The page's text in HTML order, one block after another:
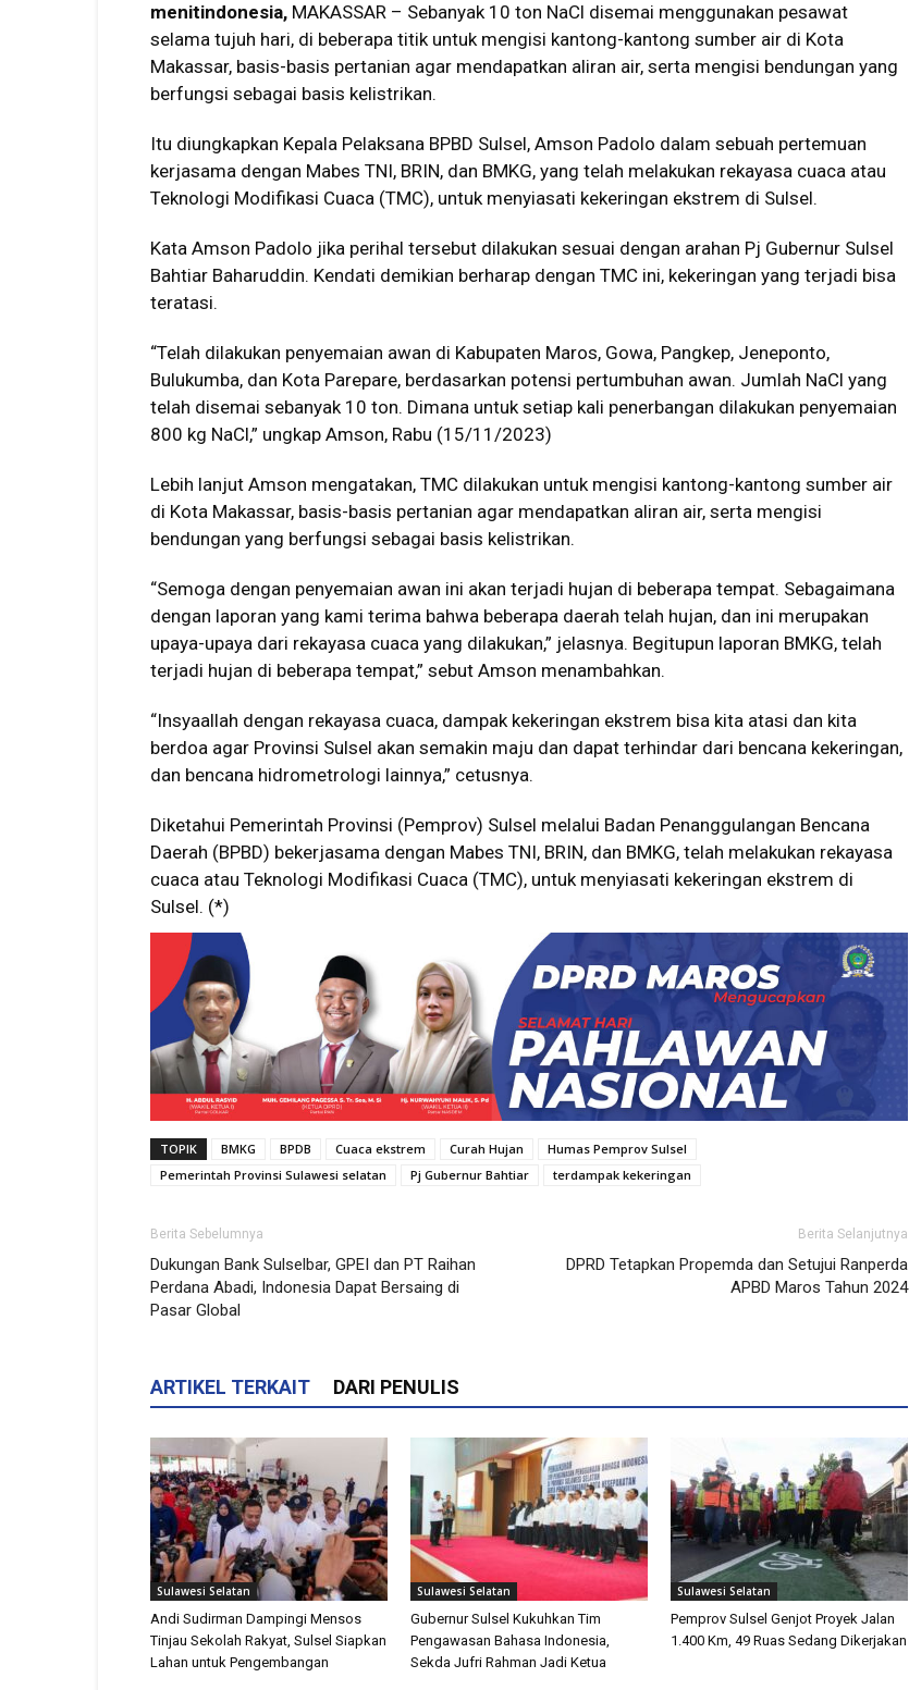
menitindonesia, MAKASSAR – Sebanyak 10 ton NaCl disemai menggunakan pesawat
selama tujuh hari, di beberapa titik untuk mengisi kantong-kantong sumber air di Kota
Makassar, basis-basis pertanian agar mendapatkan aliran air, serta mengisi bendungan yang
berfungsi sebagai basis kelistrikan.
Itu diungkapkan Kepala Pelaksana BPBD Sulsel, Amson Padolo dalam sebuah pertemuan
kerjasama dengan Mabes TNI, BRIN, dan BMKG, yang telah melakukan rekayasa cuaca atau
Teknologi Modifikasi Cuaca (TMC), untuk menyiasati kekeringan ekstrem di Sulsel.
Kata Amson Padolo jika perihal tersebut dilakukan sesuai dengan arahan Pj Gubernur Sulsel
Bahtiar Baharuddin. Kendati demikian berharap dengan TMC ini, kekeringan yang terjadi bisa
teratasi.
“Telah dilakukan penyemaian awan di Kabupaten Maros, Gowa, Pangkep, Jeneponto,
Bulukumba, dan Kota Parepare, berdasarkan potensi pertumbuhan awan. Jumlah NaCl yang
telah disemai sebanyak 10 ton. Dimana untuk setiap kali penerbangan dilakukan penyemaian
800 kg NaCl,” ungkap Amson, Rabu (15/11/2023)
Lebih lanjut Amson mengatakan, TMC dilakukan untuk mengisi kantong-kantong sumber air
di Kota Makassar, basis-basis pertanian agar mendapatkan aliran air, serta mengisi
bendungan yang berfungsi sebagai basis kelistrikan.
“Semoga dengan penyemaian awan ini akan terjadi hujan di beberapa tempat. Sebagaimana
dengan laporan yang kami terima bahwa beberapa daerah telah hujan, dan ini merupakan
upaya-upaya dari rekayasa cuaca yang dilakukan,” jelasnya. Begitupun laporan BMKG, telah
terjadi hujan di beberapa tempat,” sebut Amson menambahkan.
“Insyaallah dengan rekayasa cuaca, dampak kekeringan ekstrem bisa kita atasi dan kita
berdoa agar Provinsi Sulsel akan semakin maju dan dapat terhindar dari bencana kekeringan,
dan bencana hidrometrologi lainnya,” cetusnya.
Diketahui Pemerintah Provinsi (Pemprov) Sulsel melalui Badan Penanggulangan Bencana
Daerah (BPBD) bekerjasama dengan Mabes TNI, BRIN, dan BMKG, telah melakukan rekayasa
cuaca atau Teknologi Modifikasi Cuaca (TMC), untuk menyiasati kekeringan ekstrem di
Sulsel. (*)
TOPIK BMKG BPDB Cuaca ekstrem Curah Hujan
Humas Pemprov Sulsel
Pemerintah Provinsi Sulawesi selatan
Pj Gubernur Bahtiar terdampak kekeringan
Berita Sebelumnya
Dukungan Bank Sulselbar, GPEI dan PT Raihan
Perdana Abadi, Indonesia Dapat Bersaing di
Pasar Global
Berita Selanjutnya
DPRD Tetapkan Propemda dan Setujui Ranperda
APBD Maros Tahun 2024
ARTIKEL TERKAIT DARI PENULIS
Sulawesi Selatan
Andi Sudirman Dampingi Mensos
Tinjau Sekolah Rakyat, Sulsel Siapkan
Lahan untuk Pengembangan
Sulawesi Selatan
Gubernur Sulsel Kukuhkan Tim
Pengawasan Bahasa Indonesia,
Sekda Jufri Rahman Jadi Ketua
Sulawesi Selatan
Pemprov Sulsel Genjot Proyek Jalan
1.400 Km, 49 Ruas Sedang Dikerjakan